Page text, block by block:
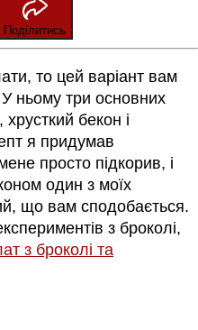
Поділитись
то цей варіант вам
ньому три основних
хрусткий бекон і
я придумав
просто підкорив, і
один з моїх
що вам сподобається.
з броколі,
з броколі та